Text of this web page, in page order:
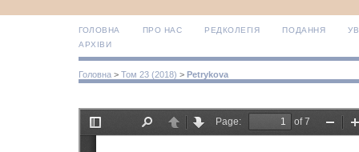
ГОЛОВНА ПРО НАС РЕДКОЛЕГІЯ ПОДАННЯ
АРХІВИ
Головна > Том 23 (2018) > Petrykova